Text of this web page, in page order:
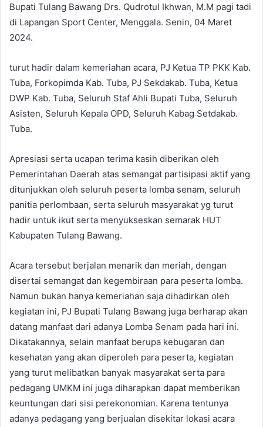
Bupati Tulang Bawang Drs. Qudrotul Ikhwan, M.M pagi tadi
di Lapangan Sport Center, Menggala. Senin, 04 Maret
2024.
turut hadir dalam kemeriahan acara, PJ Ketua TP PKK Kab.
Tuba, Forkopimda Kab. Tuba, PJ Sekdakab. Tuba, Ketua
DWP Kab. Tuba, Seluruh Staf Ahli Bupati Tuba, Seluruh
Asisten, Seluruh Kepala OPD, Seluruh Kabag Setdakab.
Tuba.
Apresiasi serta ucapan terima kasih diberikan oleh
Pemerintahan Daerah atas semangat partisipasi aktif yang
ditunjukkan oleh seluruh peserta lomba senam, seluruh
panitia perlombaan, serta seluruh masyarakat yg turut
hadir untuk ikut serta menyukseskan semarak HUT
Kabupaten Tulang Bawang.
Acara tersebut berjalan menarik dan meriah, dengan
disertai semangat dan kegembiraan para peserta lomba.
Namun bukan hanya kemeriahan saja dihadirkan oleh
kegiatan ini, PJ Bupati Tulang Bawang juga berharap akan
datang manfaat dari adanya Lomba Senam pada hari ini.
Dikatakannya, selain manfaat berupa kebugaran dan
kesehatan yang akan diperoleh para peserta, kegiatan
yang turut melibatkan banyak masyarakat serta para
pedagang UMKM ini juga diharapkan dapat memberikan
keuntungan dari sisi perekonomian. Karena tentunya
adanya pedagang yang berjualan disekitar lokasi acara